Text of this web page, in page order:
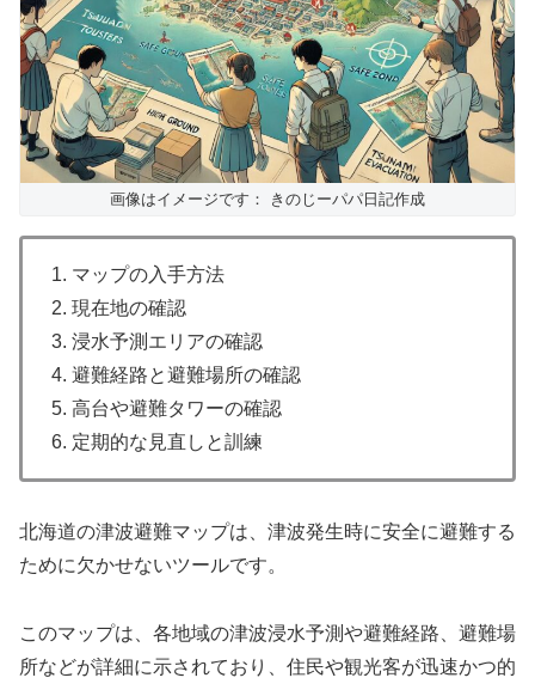
画像はイメージです： きのじーパパ日記作成
1. マップの入手方法
2. 現在地の確認
3. 浸水予測エリアの確認
4. 避難経路と避難場所の確認
5. 高台や避難タワーの確認
6. 定期的な見直しと訓練
北海道の津波避難マップは、津波発生時に安全に避難する
ために欠かせないツールです。
このマップは、各地域の津波浸水予測や避難経路、避難場
所などが詳細に示されており、住民や観光客が迅速かつ的